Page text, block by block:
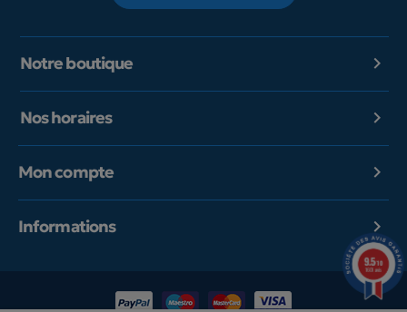
Notre boutique 
Nos horaires 
Mon compte 
Informations 
9.5/10
1601 avis